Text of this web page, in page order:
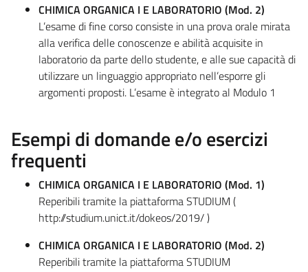
CHIMICA ORGANICA I E LABORATORIO (Mod. 2)
L’esame di fine corso consiste in una prova orale mirata
alla verifica delle conoscenze e abilità acquisite in
laboratorio da parte dello studente, e alle sue capacità di
utilizzare un linguaggio appropriato nell’esporre gli
argomenti proposti. L’esame è integrato al Modulo 1
Esempi di domande e/o esercizi
frequenti
CHIMICA ORGANICA I E LABORATORIO (Mod. 1)
Reperibili tramite la piattaforma STUDIUM (
http://studium.unict.it/dokeos/2019/ )
CHIMICA ORGANICA I E LABORATORIO (Mod. 2)
Reperibili tramite la piattaforma STUDIUM